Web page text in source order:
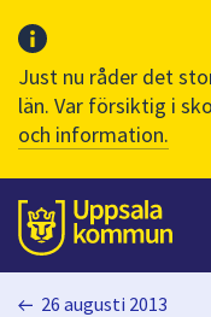
Just nu råder det
län. Var försiktig i
och information.
Till sidans
huvudinnehåll
26 augusti 2013